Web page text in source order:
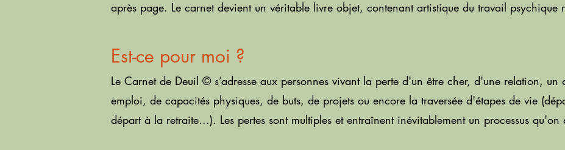
après page. Le carnet devient un véritable livre objet, contenant artistique du travail psychique
Est-ce pour moi ?
Le Carnet de Deuil ©s’adresse aux personnes vivantla perte d'un être cher, d'une relation, un
emploi, de capacités physiques, de buts, de projets ou encore la traversée d'étapes de vie
départ à la retraite...). Les pertes sont multiples et entraînent inévitablement un processus qu'on